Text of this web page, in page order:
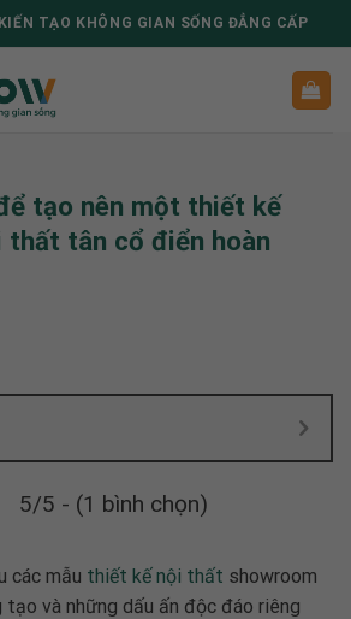
TẠO KHÔNG GIAN SỐNG ĐẲNG CẤP
tạo nên một thiết kế
thất tân cổ điển hoàn
5/5 - (1 bình chọn)
các mẫu thiết kế nội thất showroom
và những dấu ấn độc đáo riêng